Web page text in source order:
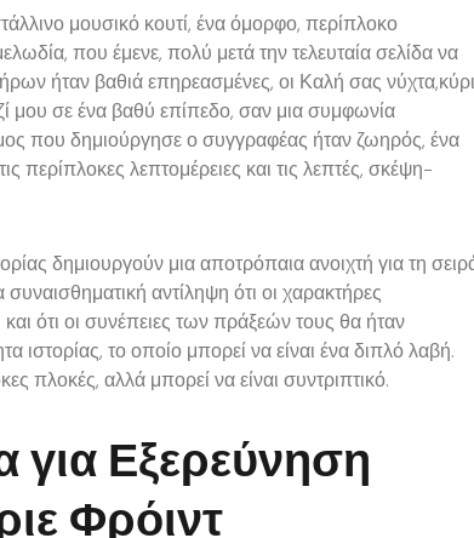
μουσικό κουτί, ένα όμορφο, περίπλοκο
που έμενε, πολύ μετά την τελευταία σελίδα να
ήταν βαθιά επηρεασμένες, οι Καλή σας
μου σε ένα βαθύ επίπεδο, σαν μια συμφωνία
που δημιούργησε ο συγγραφέας ήταν ζωηρός, ένα
περίπλοκες λεπτομέρειες και τις λεπτές, σκέψη-
δημιουργούν μια αποτρόπαια ανοιχτή για τη
αντίληψη ότι οι χαρακτήρες
ότι οι συνέπειες των πράξεών τους θα ήταν
ιστορίας, το οποίο μπορεί να είναι ένα διπλό λαβή.
πλοκές, αλλά μπορεί να είναι συντριπτικό.
για Εξερεύνηση
Φρόιντ